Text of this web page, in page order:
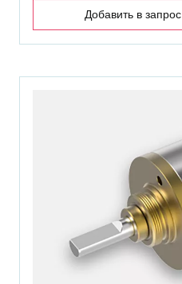
Добавить в запрос